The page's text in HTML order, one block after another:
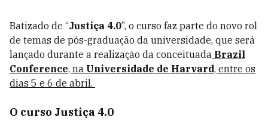
Batizado de “Justiça 4.0”, o curso faz parte do novo rol
de temas de pós-graduação da universidade, que será
lançado durante a realização da conceituada Brazil
Conference, na Universidade de Harvard, entre os
dias 5 e 6 de abril.
O curso Justiça 4.0